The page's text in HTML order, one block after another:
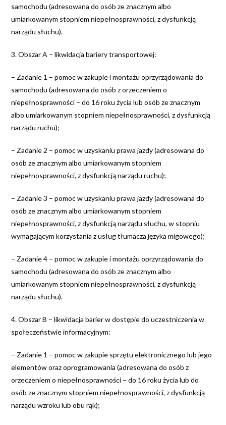
samochodu (adresowana do osób ze znacznym albo
umiarkowanym stopniem niepełnosprawności, z dysfunkcją
narządu słuchu).
3. Obszar A – likwidacja bariery transportowej:
– Zadanie 1 – pomoc w zakupie i montażu oprzyrządowania do
samochodu (adresowana do osób z orzeczeniem o
niepełnosprawności – do 16 roku życia lub osób ze znacznym
albo umiarkowanym stopniem niepełnosprawności, z dysfunkcją
narządu ruchu);
– Zadanie 2 – pomoc w uzyskaniu prawa jazdy (adresowana do
osób ze znacznym albo umiarkowanym stopniem
niepełnosprawności, z dysfunkcją narządu ruchu);
– Zadanie 3 – pomoc w uzyskaniu prawa jazdy (adresowana do
osób ze znacznym albo umiarkowanym stopniem
niepełnosprawności, z dysfunkcją narządu słuchu, w stopniu
wymagającym korzystania z usług tłumacza języka migowego);
– Zadanie 4 – pomoc w zakupie i montażu oprzyrządowania do
samochodu (adresowana do osób ze znacznym albo
umiarkowanym stopniem niepełnosprawności, z dysfunkcją
narządu słuchu).
4. Obszar B – likwidacja barier w dostępie do uczestniczenia w
społeczeństwie informacyjnym:
– Zadanie 1 – pomoc w zakupie sprzętu elektronicznego lub jego
elementów oraz oprogramowania (adresowana do osób z
orzeczeniem o niepełnosprawności – do 16 roku życia lub do
osób ze znacznym stopniem niepełnosprawności, z dysfunkcją
narządu wzroku lub obu rąk);